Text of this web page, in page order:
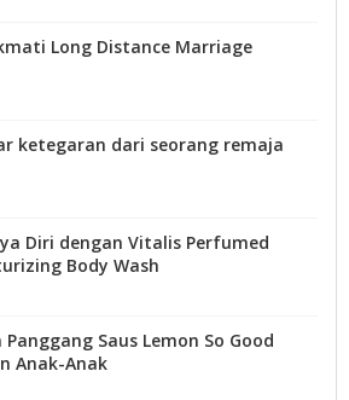
Long Distance Marriage
ketegaran dari seorang remaja
Diri dengan Vitalis Perfumed
Body Wash
Panggang Saus Lemon So Good
Anak-Anak